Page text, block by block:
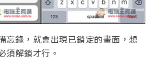
忘錄，就會出現已鎖定的畫面，想
須解鎖才行。